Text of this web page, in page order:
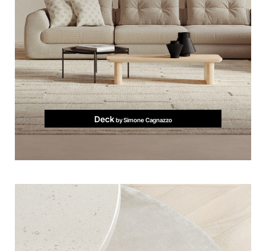
Deckby Simone Cagnazzo